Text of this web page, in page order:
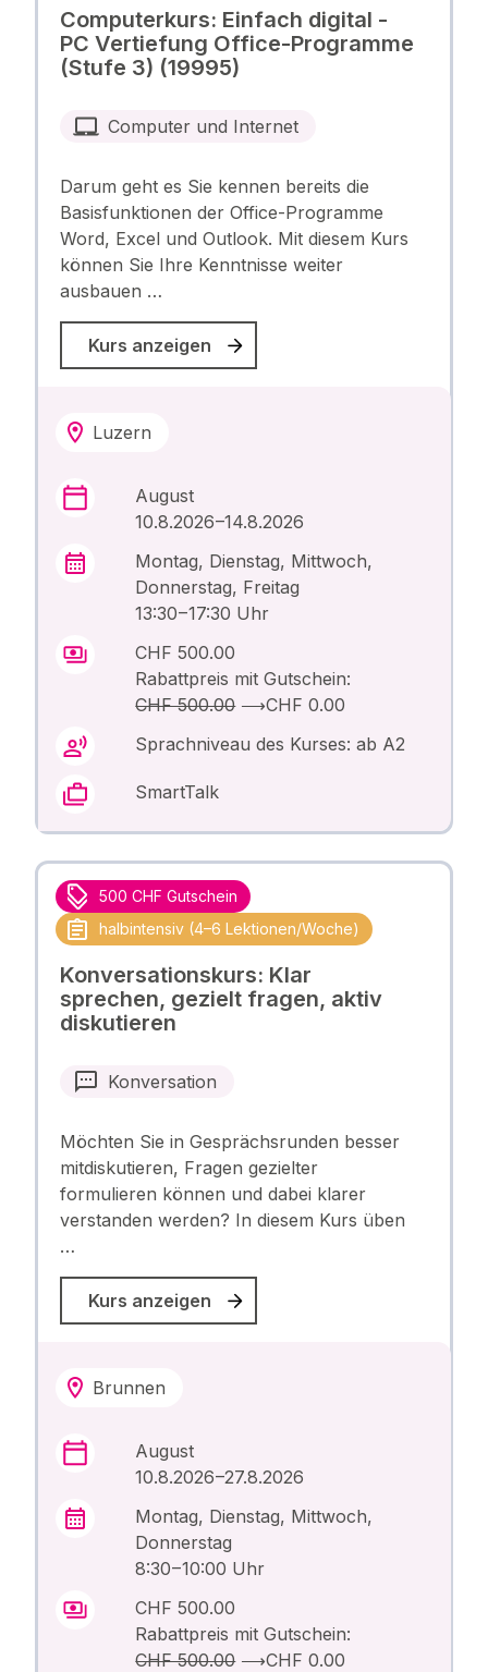
Computerkurs: Einfach digital -
PC Vertiefung Office-Programme
(Stufe 3) (19995)
Computer und Internet
Darum geht es Sie kennen bereits die
Basisfunktionen der Office-Programme
Word, Excel und Outlook. Mit diesem Kurs
können Sie Ihre Kenntnisse weiter
ausbauen …
Kurs anzeigen
Luzern
August
10.8.2026 –14.8.2026
Montag, Dienstag, Mittwoch,
Donnerstag, Freitag
13:30 – 17:30 Uhr
CHF 500.00
Rabattpreis mit Gutschein:
CHF 500.00⟶CHF 0.00
Sprachniveau des Kurses: ab A2
SmartTalk
500 CHF Gutschein
halbintensiv (4–6 Lektionen/Woche)
Konversationskurs: Klar
sprechen, gezielt fragen, aktiv
diskutieren
Konversation
Möchten Sie in Gesprächsrunden besser
mitdiskutieren, Fragen gezielter
formulieren können und dabei klarer
verstanden werden? In diesem Kurs üben
…
Kurs anzeigen
Brunnen
August
10.8.2026 –27.8.2026
Montag, Dienstag, Mittwoch,
Donnerstag
8:30 – 10:00 Uhr
CHF 500.00
Rabattpreis mit Gutschein:
CHF 500.00⟶CHF 0.00